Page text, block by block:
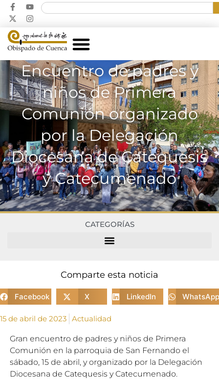
Encuentro de padres y
niños de Primera
Comunión organizado
por la Delegación
Diocesana de Catequesis
y Catecumenado
CATEGORÍAS
Comparte esta noticia
Facebook X LinkedIn WhatsApp
15 de abril de 2023 Actualidad
Gran encuentro de padres y niños de Primera
Comunión en la parroquia de San Fernando el
sábado, 15 de abril, y organizado por la Delegación
Diocesana de Catequesis y Catecumenado.